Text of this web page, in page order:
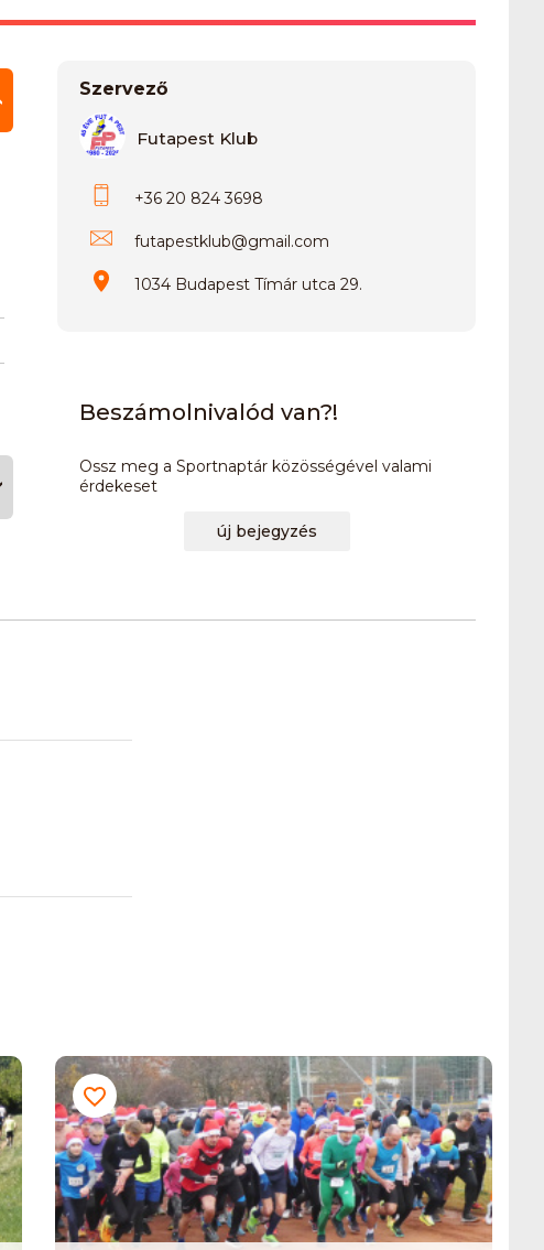
Szervező
Futapest Klub
+36 20 824 3698
futapestklub@gmail.com
1034 Budapest Tímár utca 29.
Beszámolnivalód van?!
Ossz meg a Sportnaptár közösségével valami
érdekeset
új bejegyzés